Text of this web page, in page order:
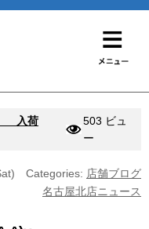
入荷
503 ビュ
ー
Categories: 店舗ブログ
名古屋北店ニュース